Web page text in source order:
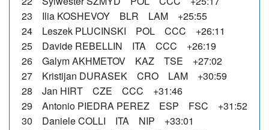
23 Ilia KOSHEVOY BLR LAM +25:55
24 Leszek PLUCINSKI POL CCC +26:11
25 Davide REBELLIN ITA CCC +26:19
26 Galym AKHMETOV KAZ TSE +27:02
27 Kristijan DURASEK CRO LAM +30:59
28 Jan HIRT CZE CCC +31:46
29 Antonio PIEDRA PEREZ ESP FSC +31:52
30 Daniele COLLI ITA NIP +33:01